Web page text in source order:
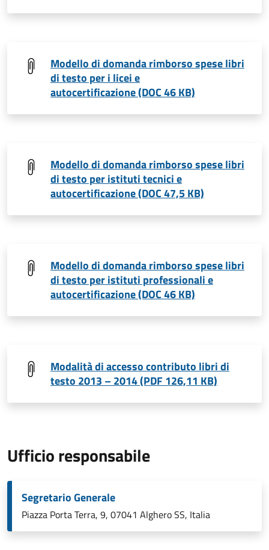
Modello di domanda rimborso spese libri
di testo per i licei e
autocertificazione (DOC 46 KB)
Modello di domanda rimborso spese libri
di testo per istituti tecnici e
autocertificazione (DOC 47,5 KB)
Modello di domanda rimborso spese libri
di testo per istituti professionali e
autocertificazione (DOC 46 KB)
Modalità di accesso contributo libri di
testo 2013 – 2014 (PDF 126,11 KB)
Ufficio responsabile
Segretario Generale
Piazza Porta Terra, 9, 07041 Alghero SS, Italia